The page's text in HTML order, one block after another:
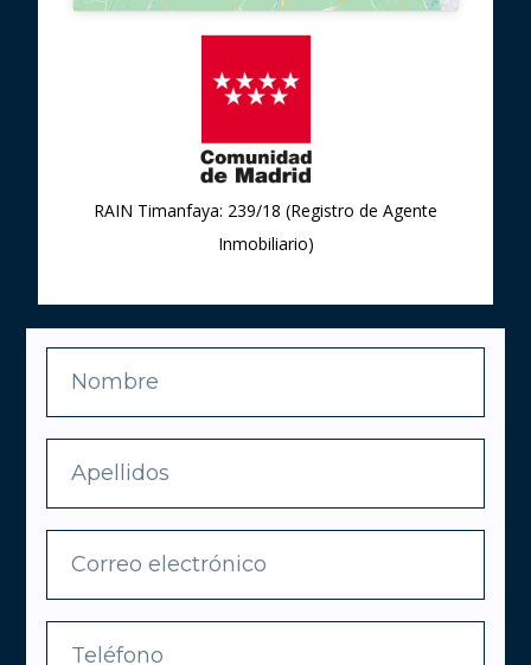
RAIN Timanfaya: 239/18 (Registro de Agente
Inmobiliario)